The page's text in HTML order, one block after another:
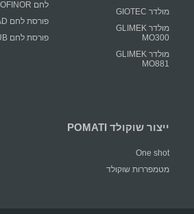
מולדר GIOTEC
מולדר GLIMEK
MO300
מולדר GLIMEK
MO881
לחם SOFINOR
פורסת לחם SIBREAD
פורסת לחם DAUB
ייצור שוקולד POMATI
One shot
מטמפררות שוקולד